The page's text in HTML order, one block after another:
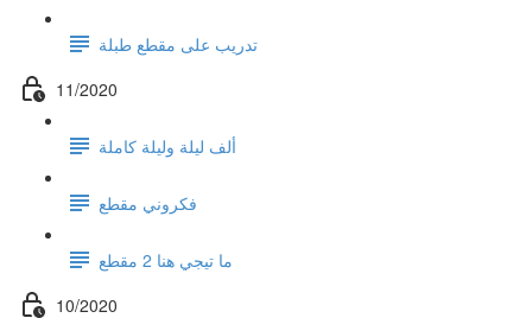
تدريب على مقطع طبلة
11/2020
ألف ليلة وليلة كاملة
فكروني مقطع
ما تيجي هنا 2 مقطع
10/2020